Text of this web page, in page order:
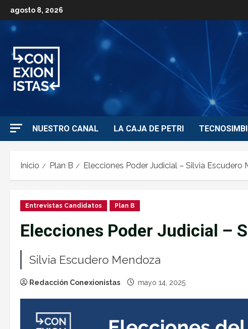
agosto 8, 2026
NUESTRO CANAL LA CAJA DE PETRI
Inicio Plan B Elecciones Poder Judicial – Silvia Escudero
Entrevistas Candidatos Plan B
Elecciones Poder Judicial –
Silvia Escudero Mendoza
Redacción Conexionistas mayo 14, 2025